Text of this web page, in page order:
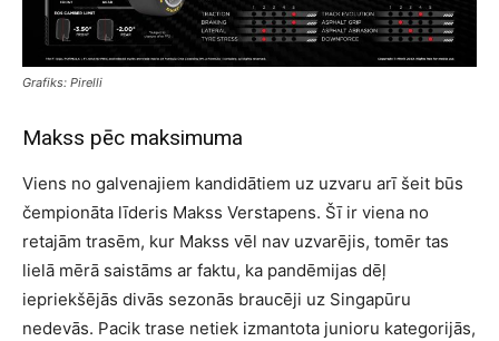
Grafiks: Pirelli
Makss pēc maksimuma
Viens no galvenajiem kandidātiem uz uzvaru arī šeit būs
čempionāta līderis Makss Verstapens. Šī ir viena no
retajām trasēm, kur Makss vēl nav uzvarējis, tomēr tas
lielā mērā saistāms ar faktu, ka pandēmijas dēļ
iepriekšējās divās sezonās braucēji uz Singapūru
nedevās. Pacik trase netiek izmantota junioru kategorijās,